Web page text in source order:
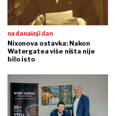
na današnji dan
Nixonova ostavka: Nakon
Watergatea više ništa nije
bilo isto